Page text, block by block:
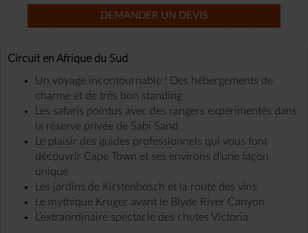
DEMANDER UN DEVIS
Circuit en Afrique du Sud
Un voyage incontournable ! Des hébergements de
charme et de très bon standing
Les safaris pointus avec des rangers expérimentés dans
la réserve privée de Sabi Sand
Le plaisir des guides professionnels qui vous font
découvrir Cape Town et ses environs d’une façon
unique
Les jardins de Kirstenbosch et la route des vins
Le mythique Kruger avant le Blyde River Canyon
L’extraordinaire spectacle des chutes Victoria